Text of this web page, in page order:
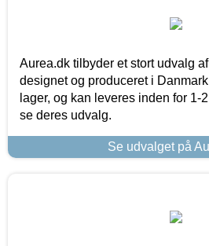
Aurea.dk tilbyder et stort udvalg
designet og produceret i
lager, og kan leveres inden for 1-
se deres udvalg.
Se udvalget på